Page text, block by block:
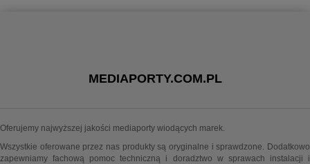
MEDIAPORTY.COM.PL
Oferujemy najwyższej jakości mediaporty wiodących marek.
Wszystkie oferowane przez nas produkty są oryginalne i sprawdzone. Dodatkowo
zapewniamy fachową pomoc techniczną i doradztwo w sprawach instalacji i